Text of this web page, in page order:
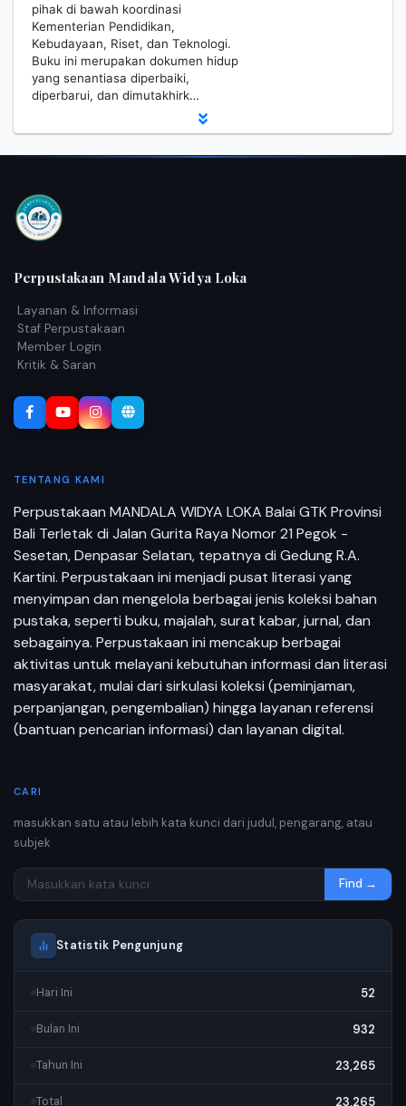
pihak di bawah koordinasi
Kementerian Pendidikan,
Kebudayaan, Riset, dan Teknologi.
Buku ini merupakan dokumen hidup
yang senantiasa diperbaiki,
diperbarui, dan dimutakhirk…
Perpustakaan Mandala Widya Loka
Layanan & Informasi
Staf Perpustakaan
Member Login
Kritik & Saran
TENTANG KAMI
Perpustakaan MANDALA WIDYA LOKA Balai GTK Provinsi
Bali Terletak di Jalan Gurita Raya Nomor 21 Pegok -
Sesetan, Denpasar Selatan, tepatnya di Gedung R.A.
Kartini. Perpustakaan ini menjadi pusat literasi yang
menyimpan dan mengelola berbagai jenis koleksi bahan
pustaka, seperti buku, majalah, surat kabar, jurnal, dan
sebagainya. Perpustakaan ini mencakup berbagai
aktivitas untuk melayani kebutuhan informasi dan literasi
masyarakat, mulai dari sirkulasi koleksi (peminjaman,
perpanjangan, pengembalian) hingga layanan referensi
(bantuan pencarian informasi) dan layanan digital.
CARI
masukkan satu atau lebih kata kunci dari judul, pengarang, atau
subjek
Find →
Statistik Pengunjung
Hari Ini 52
Bulan Ini 932
Tahun Ini 23,265
Total 23,265